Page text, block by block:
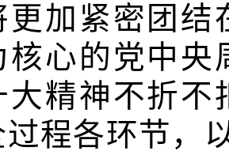
更加紧密团结
核心的党中央
大精神不折不
程各环节 ，